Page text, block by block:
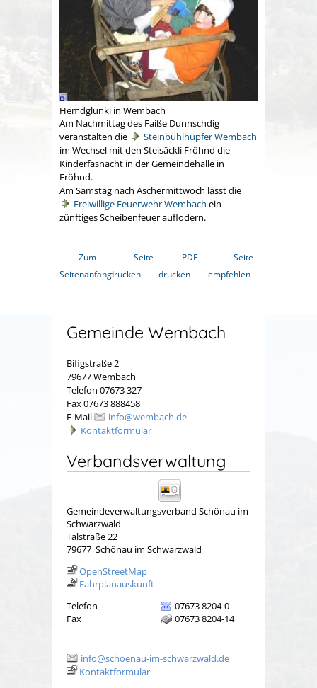
Hemdglunki in Wembach
Am Nachmittag des Faiße Dunnschdig
veranstalten die
Steinbühlhüpfer Wembach
im Wechsel mit den Steisäckli Fröhnd die
Kinderfasnacht in der Gemeindehalle in
Fröhnd.
Am Samstag nach Aschermittwoch lässt die
Freiwillige Feuerwehr Wembach ein
zünftiges Scheibenfeuer auflodern.
Zum
Seitenanfang
Seite
drucken
PDF
drucken
Seite
empfehlen
Gemeinde Wembach
Bifigstraße 2
79677 Wembach
Telefon 07673 327
Fax 07673 888458
E-Mail
info@wembach.de
Kontaktformular
Verbandsverwaltung
Gemeindeverwaltungsverband Schönau im
Schwarzwald
Talstraße 22
79677 Schönau im Schwarzwald
OpenStreetMap
Fahrplanauskunft
Telefon
07673 8204-0
Fax
07673 8204-14
info@schoenau-im-schwarzwald.de
Kontaktformular